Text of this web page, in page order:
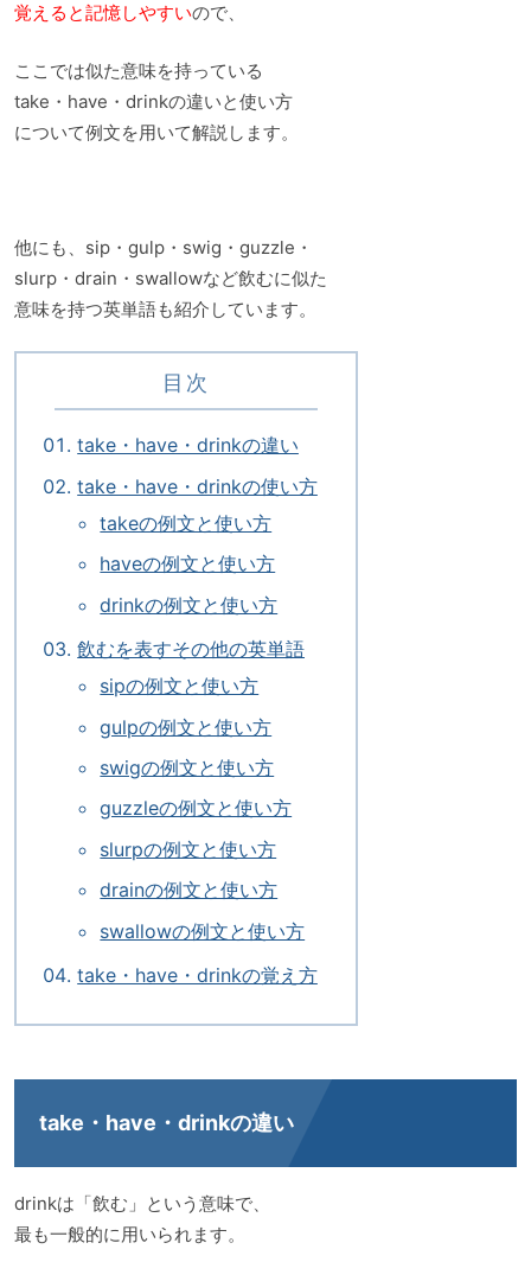
覚えると記憶しやすいので、
ここでは似た意味を持っている
take・have・drinkの違いと使い方
について例文を用いて解説します。
他にも、sip・gulp・swig・guzzle・
slurp・drain・swallowなど飲むに似た
意味を持つ英単語も紹介しています。
目次
take・have・drinkの違い
take・have・drinkの使い方
takeの例文と使い方
haveの例文と使い方
drinkの例文と使い方
飲むを表すその他の英単語
sipの例文と使い方
gulpの例文と使い方
swigの例文と使い方
guzzleの例文と使い方
slurpの例文と使い方
drainの例文と使い方
swallowの例文と使い方
take・have・drinkの覚え方
take・have・drinkの違い
drinkは「飲む」という意味で、
最も一般的に用いられます。